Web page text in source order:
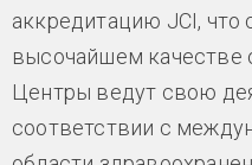
аккредитацию JCI, что
высочайшем качестве
Центры ведут свою
соответствии с